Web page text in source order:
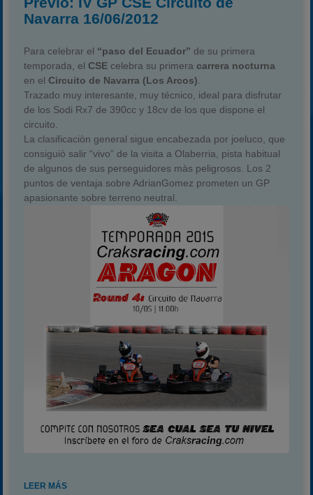
Navarra 16/06/2012
Para celebrar el “paso del Ecuador” de su primera
temporada, elCSE celebra su primeracarrera nocturna
en elCircuito de Navarra (Los Arcos)
Trazado muy interesante, muy técnico, ideal para disfrutar
de los Sodi Rx7 de 390cc y 18cv de los que dispone el
circuito.
La clasificaciòn general sigue encabezada por joeluco, que
consiguiò salir “vivo” de la visita a Olaberria, pista habitual
de algunos de sus perseguidores màs peligrosos. Los 2
puntos de ventaja sobre AdrianGomez prometen un GP
apasionante sobre terreno neutral.
LEER MÁS